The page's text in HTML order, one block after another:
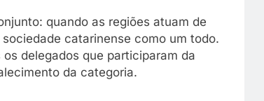
quando as regiões atuam de
catarinense como um todo.
delegados que participaram da
da categoria.